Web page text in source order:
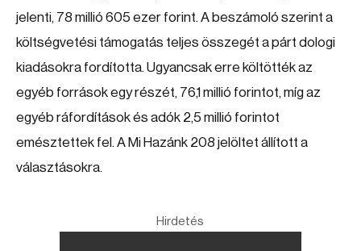
jelenti, 78 millió 605 ezer forint. A beszámoló szerint a
költségvetési támogatás teljes összegét a párt dologi
kiadásokra fordította. Ugyancsak erre költötték az
egyéb források egy részét, 76,1 millió forintot, míg az
egyéb ráfordítások és adók 2,5 millió forintot
emésztettek fel. A Mi Hazánk 208 jelöltet állított a
választásokra.
Hirdetés